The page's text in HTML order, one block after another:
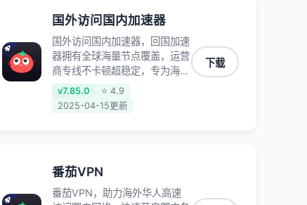
国外访问国内加速器
国外访问国内加速器，回国加速
器拥有全球海量节点覆盖，运营
商专线不卡顿超稳定，专为海外
华人和留学生打造，帮助海外华
人免除地域限制，随时高速稳定
v7.85.0
⭐ 4.9
2025-04-15更新
下载
番茄VPN
番茄VPN，助力海外华人高速